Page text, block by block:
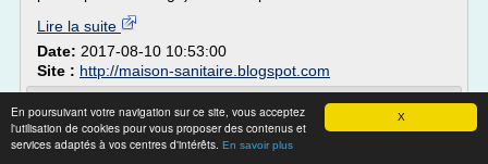
X
En poursuivant votre navigation sur ce site, vous acceptez
l'utilisation de cookies pour vous proposer des contenus et
services adaptés à vos centres d'intérêts. En savoir plus
Lire la suite
Date: 2017-08-10 10:53:00
Site : http://maison-sanitaire.blogspot.com
Tubage de cheminée sur Namur, Hainaut et
Bruxelles